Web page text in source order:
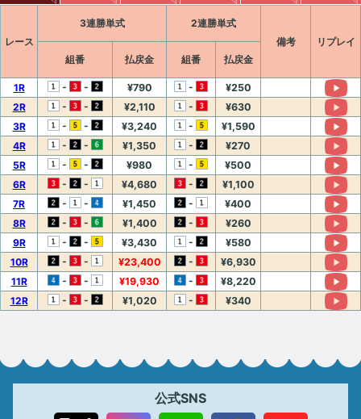
レース
3連勝単式
2連勝単式
備考
リプレイ
組番
払戻金 組番 払戻金
1R - - ¥790 -
¥250
2R
- - ¥2,110 -
¥630
3R
- - ¥3,240 -
¥1,590
4R
- - ¥1,350 -
¥270
5R
- - ¥980 -
¥500
6R
- - ¥4,680 -
¥1,100
7R
- - ¥1,450 -
¥400
8R
- - ¥1,400 -
¥260
9R
- - ¥3,430 -
¥580
10R
- - ¥23,400 -
¥6,930
11R
- - ¥19,930 -
¥8,220
12R
- - ¥1,020 - ¥340
公式SNS